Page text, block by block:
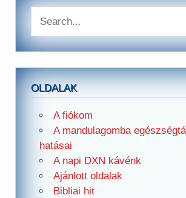
OLDALAK
A fiókom
A mandulagomba
hatásai
A napi DXN kávénk
Ajánlott oldalak
Bibliai hit